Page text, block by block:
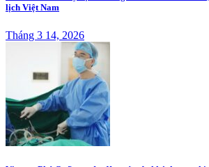
lịch Việt Nam
Tháng 3 14, 2026